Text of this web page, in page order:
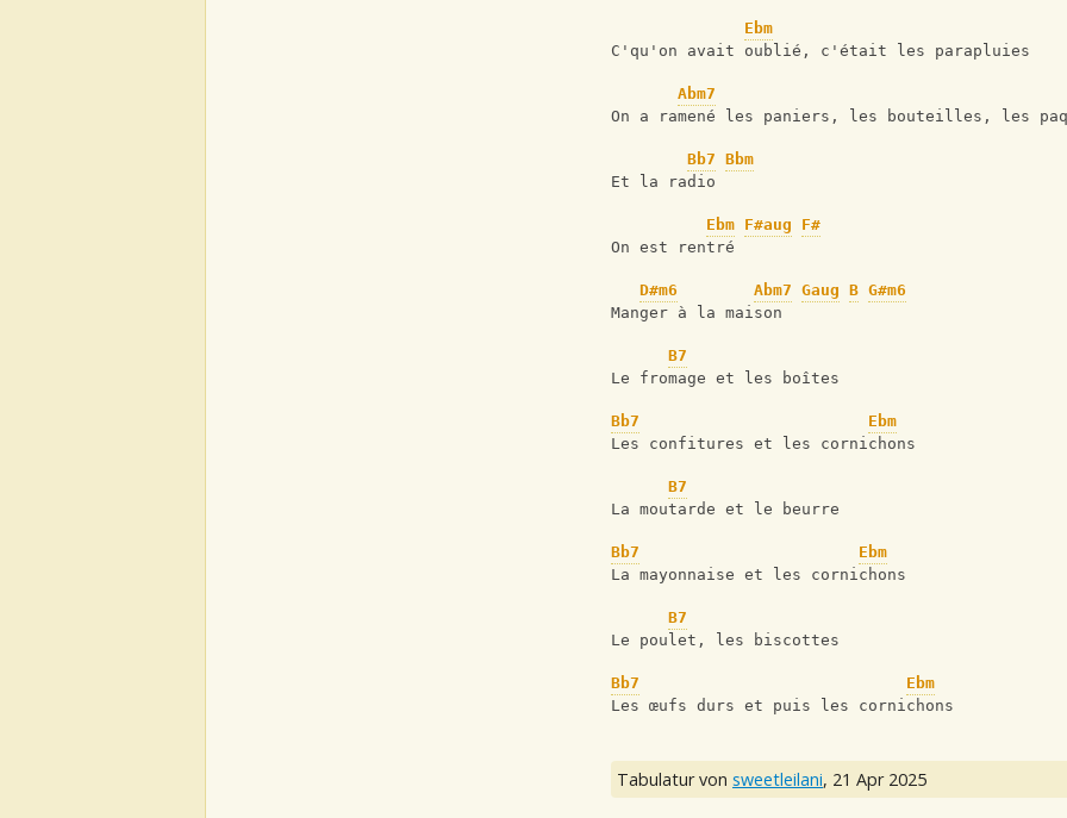
Ebm
C'qu'on avait oublié, c'était les parapluies
Abm7
On a ramené les paniers, les bouteilles, les
Bb7 Bbm
Et la radio
Ebm F#aug
F#
On est rentré
D#m6 Abm7 Gaug B G#m6
Manger à la maison
B7
Le fromage et les boîtes
Bb7
Ebm
Les confitures et les cornichons
B7
La moutarde et le beurre
Bb7
Ebm
La mayonnaise et les cornichons
B7
Le poulet, les biscottes
Bb7
Ebm
Les œufs durs et puis les cornichons
Tabulatur von sweetleilani, 21 Apr 2025